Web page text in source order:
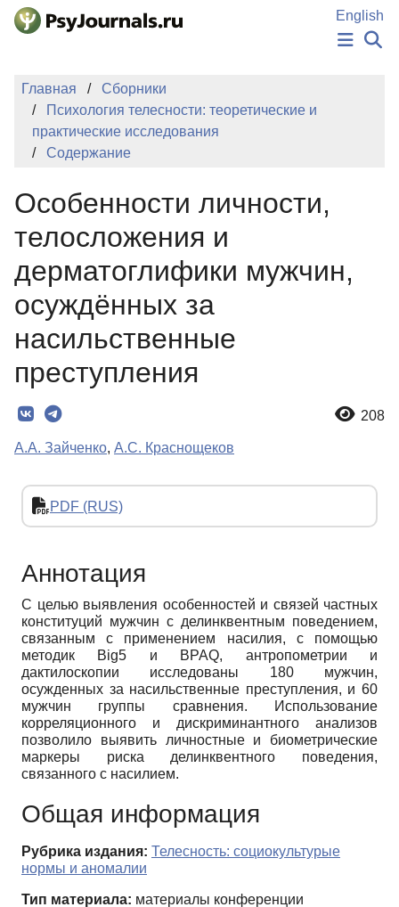
Перейти к основному содержанию
English
НОВОСТИ
ПОДАТЬ РУКОПИСЬ
Регистрация
Вход
Главная
Сборники
Психология телесности: теоретические и
практические исследования
Содержание
Особенности личности,
телосложения и
дерматоглифики мужчин,
осуждённых за
насильственные
преступления
208
А.А. Зайченко, А.С. Краснощеков
PDF (RUS)
Аннотация
С целью выявления особенностей и связей частных
конституций мужчин с делинквентным поведением,
связанным с применением насилия, с помощью
методик Big5 и BPAQ, антропометрии и
дактилоскопии исследованы 180 мужчин,
осужденных за насильственные преступления, и 60
мужчин группы сравнения. Использование
корреляционного и дискриминантного анализов
позволило выявить личностные и биометрические
маркеры риска делинквентного поведения,
связанного с насилием.
Общая информация
Рубрика издания: Телесность: социокультурые
нормы и аномалии
Тип материала: материалы конференции